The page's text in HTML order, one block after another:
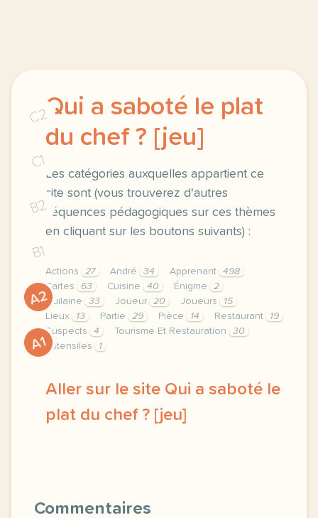
C2
C1
B2
B1
A2
A1
Qui a saboté le plat
du chef ? [jeu]
Les catégories auxquelles appartient ce
site sont (vous trouverez d'autres
séquences pédagogiques sur ces thèmes
en cliquant sur les boutons suivants) :
Actions 27 André 34 Apprenant
498
Cartes
63 Cuisine 40 Énigme
2
Guilaine
33 Joueur 20 Joueurs
15
Lieux
13 Partie 29 Pièce 14 Restaurant
19
Suspects
4 Tourisme Et Restauration
30
Ustensiles
1
Aller sur le site Qui a saboté le
plat du chef ? [jeu]
Commentaires